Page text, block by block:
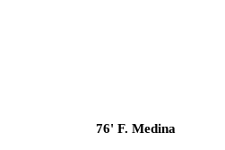
76' F. Medina